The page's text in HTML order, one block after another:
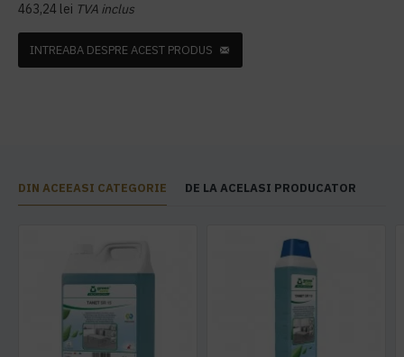
463,24 lei TVA inclus
INTREABA DESPRE ACEST PRODUS
DIN ACEEASI CATEGORIE DE LA ACELASI PRODUCATOR